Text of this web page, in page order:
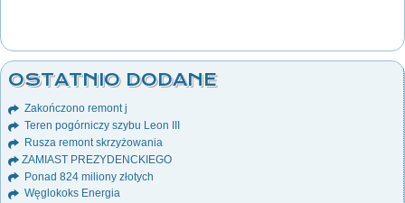
OSTATNIO DODANE
Zakończono remont j
Teren pogórniczy szybu Leon III
Rusza remont skrzyżowania
ZAMIAST PREZYDENCKIEGO
Ponad 824 miliony złotych
Węglokoks Energia